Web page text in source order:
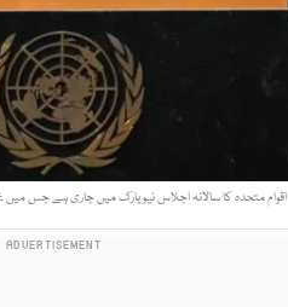
اقوام متحدہ کا سالانہ اجلاس نیویارک میں جاری ہے جس